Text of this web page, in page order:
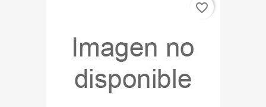
favorite_border